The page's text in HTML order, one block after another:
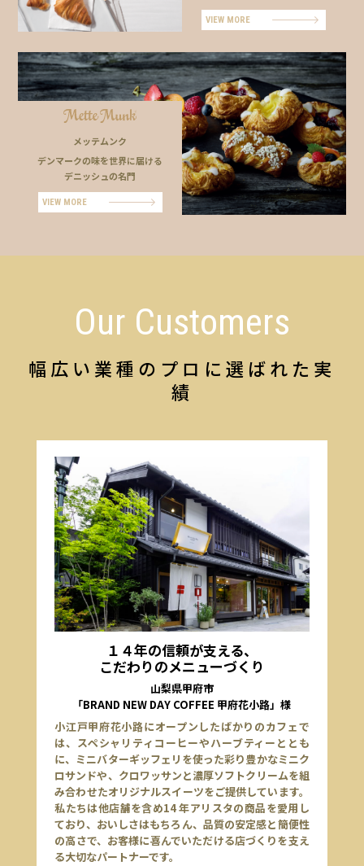
VIEW MORE
メッテムンク
デンマークの味を世界に届ける
デニッシュの名門
VIEW MORE
Our Customers
幅広い業種のプロに選ばれた実
績
１４年の信頼が支える、
こだわりのメニューづくり
山梨県甲府市
「BRAND NEW DAY COFFEE 甲府花小路」様
小江戸甲府花小路にオープンしたばかりのカフェで
は、スペシャリティコーヒーやハーブティーととも
に、ミニバターギッフェリを使った彩り豊かなミニク
ロサンドや、クロワッサンと濃厚ソフトクリームを組
み合わせたオリジナルスイーツをご提供しています。
私たちは他店舗を含め14 年アリスタの商品を愛用し
ており、おいしさはもちろん、品質の安定感と簡便性
の高さで、お客様に喜んでいただける店づくりを支え
る大切なパートナーです。